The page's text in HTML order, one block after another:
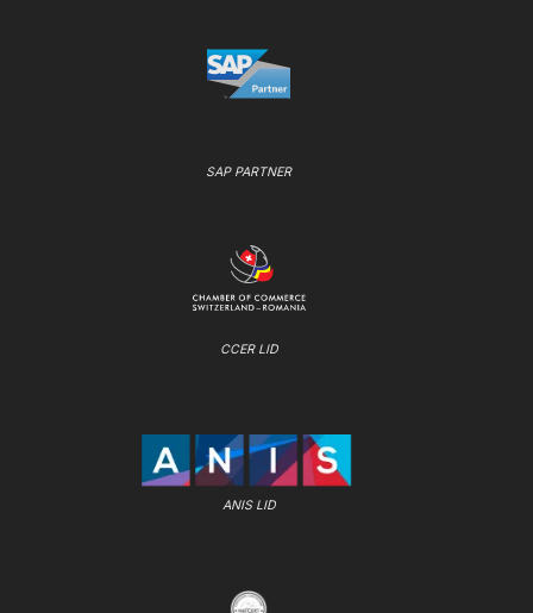
SAP PARTNER
CCER LID
ANIS LID